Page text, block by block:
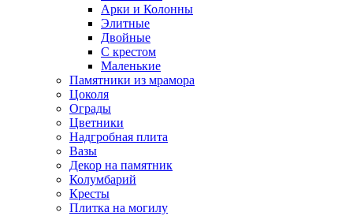
Арки и Колонны
Элитные
Двойные
С крестом
Маленькие
Памятники из мрамора
Цоколя
Ограды
Цветники
Надгробная плита
Вазы
Декор на памятник
Колумбарий
Кресты
Плитка на могилу